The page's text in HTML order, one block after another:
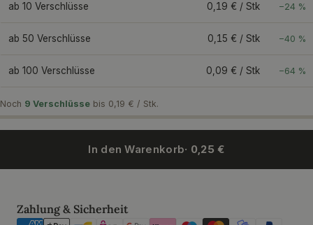
ab 10 Verschlüsse 0,19 € / Stk −24 %
ab 50 Verschlüsse 0,15 € / Stk −40 %
ab 100 Verschlüsse 0,09 € / Stk −64 %
Noch 9 Verschlüsse bis 0,19 € / Stk.
In den Warenkorb· 0,25 €
Zahlung & Sicherheit
Zahlungsmethoden